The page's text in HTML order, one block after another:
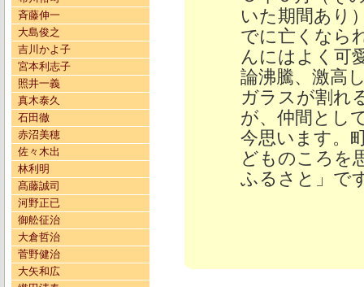
斉藤伸一
大島俊之
吉川かよ子
宮本利志子
照井一義
真木泰久
石田徹
赤沼美穂
佐々木出
林利明
髙藤誠司
河野正已
御舩征治
大倉哲治
菅野健治
大矢和広
いた期間あり
でに亡くなら
んにはよく可
論沸騰、激高
ガラスが割れ
が、仲間とし
今思います。
どものころを
ふるさと」で